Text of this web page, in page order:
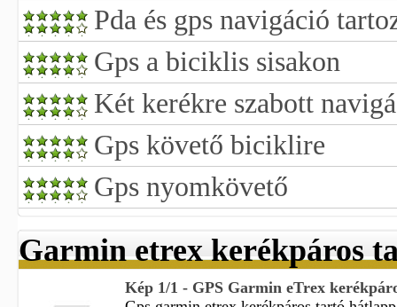
Pda és gps navigáció
Gps a biciklis sisakon
Két kerékre szabott
Gps követő biciklire
Gps nyomkövető
Garmin etrex kerékpáros
Kép 1/1 - GPS Garmin eTrex